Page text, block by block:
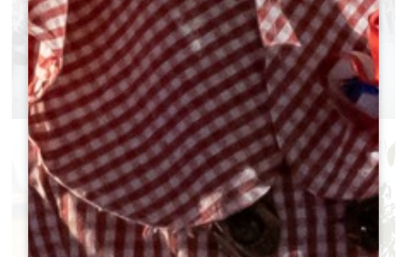
BALADE HIVERNALE AU CHÂTEAU
CHAMPION